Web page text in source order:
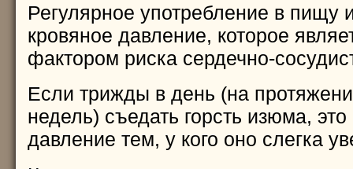
Регулярное употребление в пищу
кровяное давление, которое
фактором риска сердечно-
Если трижды в день (на
недель) съедать горсть изюма, это
давление тем, у кого оно слегка